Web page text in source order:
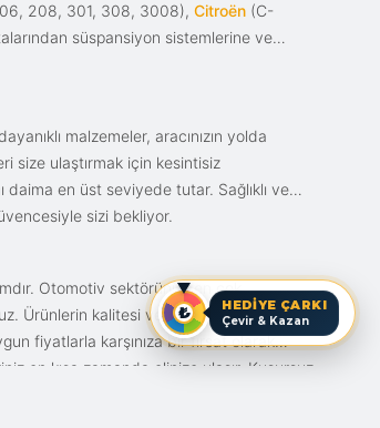
HEDİYE ÇARKI
Çevir & Kazan
208, 301, 308, 3008), Citroën (C-
süspansiyon sistemlerine ve
malzemeler, aracınızın yolda
size ulaştırmak için kesintisiz
daima en üst seviyede tutar. Sağlıklı ve
sizi bekliyor.
Otomotiv sektörünün en çok
Ürünlerin kalitesi ve bunun fiyat karşılığı
fiyatlarla karşınıza bir fırsat olarak
en kısa zamanda elinize ulaşır. Kusursuz